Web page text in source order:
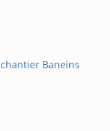
Baneins